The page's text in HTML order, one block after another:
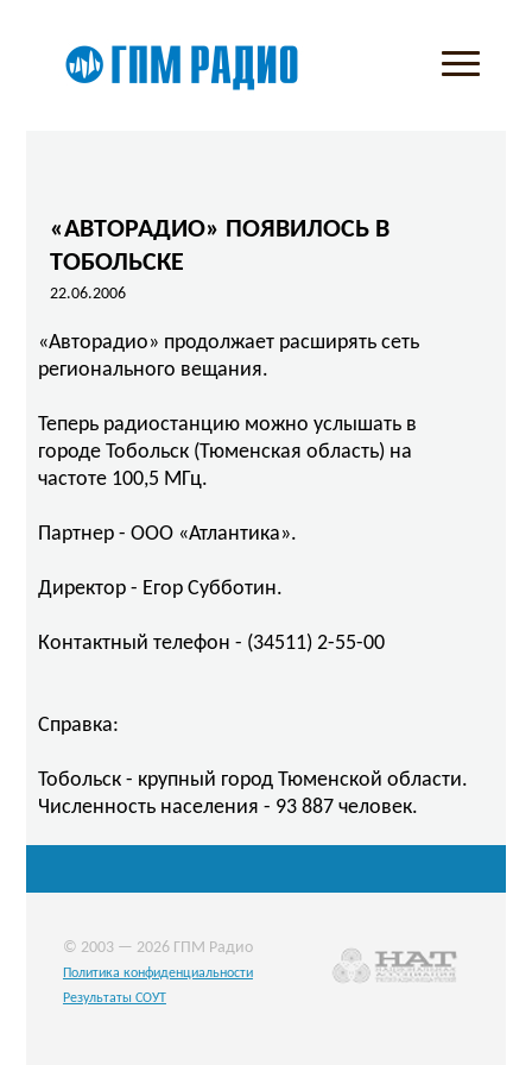
«АВТОРАДИО» ПОЯВИЛОСЬ В
ТОБОЛЬСКЕ
22.06.2006
«Авторадио» продолжает расширять сеть
регионального вещания.
Теперь радиостанцию можно услышать в
городе Тобольск (Тюменская область) на
частоте 100,5 МГц.
Партнер - ООО «Атлантика».
Директор - Егор Субботин.
Контактный телефон - (34511) 2-55-00
Справка:
Тобольск - крупный город Тюменской области.
Численность населения - 93 887 человек.
© 2003 — 2026 ГПМ Радио
Политика конфиденциальности
Результаты СОУТ